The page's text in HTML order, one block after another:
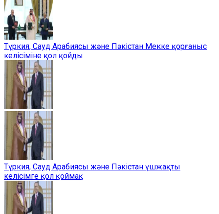
Түркия, Сауд Арабиясы және Пәкістан Мекке қорғаныс
келісіміне қол қойды
Түркия, Сауд Арабиясы және Пәкістан үшжақты
келісімге қол қоймақ